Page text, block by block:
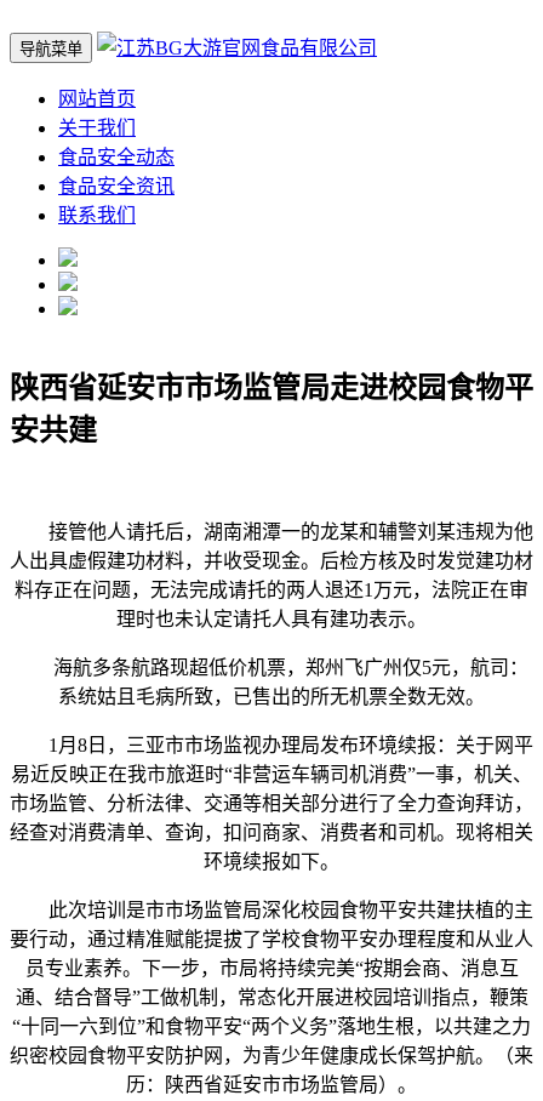
导航菜单
网站首页
关于我们
食品安全动态
食品安全资讯
联系我们
陕西省延安市市场监管局走进校园食物平
安共建
接管他人请托后，湖南湘潭一的龙某和辅警刘某违规为他
人出具虚假建功材料，并收受现金。后检方核及时发觉建功材
料存正在问题，无法完成请托的两人退还1万元，法院正在审
理时也未认定请托人具有建功表示。
海航多条航路现超低价机票，郑州飞广州仅5元，航司：
系统姑且毛病所致，已售出的所无机票全数无效。
1月8日，三亚市市场监视办理局发布环境续报：关于网平
易近反映正在我市旅逛时“非营运车辆司机消费”一事，机关、
市场监管、分析法律、交通等相关部分进行了全力查询拜访，
经查对消费清单、查询，扣问商家、消费者和司机。现将相关
环境续报如下。
此次培训是市市场监管局深化校园食物平安共建扶植的主
要行动，通过精准赋能提拔了学校食物平安办理程度和从业人
员专业素养。下一步，市局将持续完美“按期会商、消息互
通、结合督导”工做机制，常态化开展进校园培训指点，鞭策
“十同一六到位”和食物平安“两个义务”落地生根，以共建之力
织密校园食物平安防护网，为青少年健康成长保驾护航。（来
历：陕西省延安市市场监管局）。